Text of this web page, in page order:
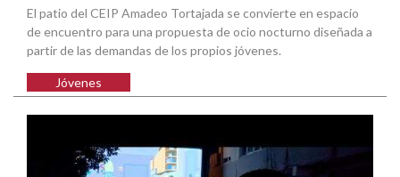
El patio del CEIP Amadeo Tortajada se convierte en espacio
de encuentro para una propuesta de ocio nocturno diseñada a
partir de las demandas de los propios jóvenes.
Jóvenes